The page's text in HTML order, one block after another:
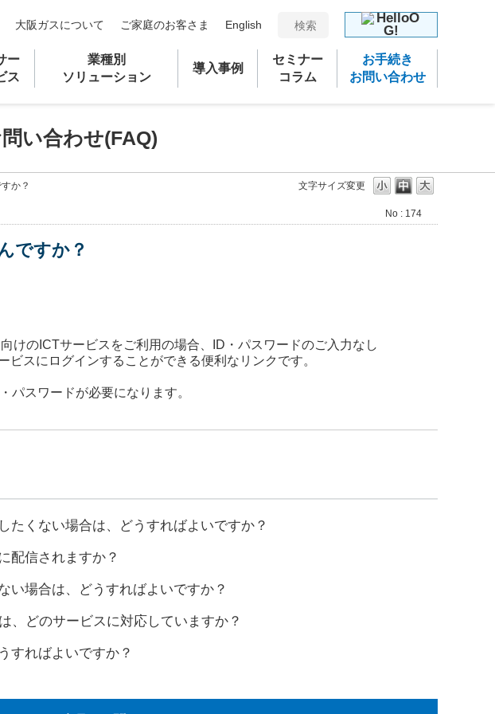
大阪ガスについて ご家庭のお客さま English
ー
ス
業種別
ソリューション
導入事例
セミナー
コラム
お手続き
お問い合わせ
い合わせ(FAQ)
文字サイズ変更
か？
No : 174
ですか？
けのICTサービスをご利用の場合、ID・パスワードのご入力なし
ビスにログインすることができる便利なリンクです。
パスワードが必要になります。
たくない場合は、どうすればよいですか？
配信されますか？
い場合は、どうすればよいですか？
、どのサービスに対応していますか？
すればよいですか？